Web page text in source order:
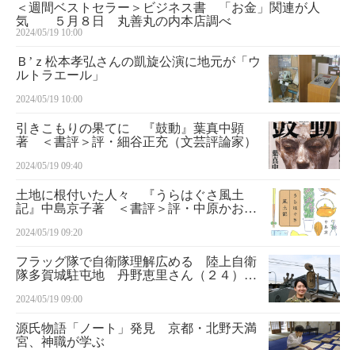
＜週間ベストセラー＞ビジネス書 「お金」関連が人
気 ５月８日 丸善丸の内本店調べ
2024/05/19 10:00
Ｂ’ｚ松本孝弘さんの凱旋公演に地元が「ウ
ルトラエール」
2024/05/19 10:00
引きこもりの果てに 『鼓動』葉真中顕
著 ＜書評＞評・細谷正充（文芸評論家）
2024/05/19 09:40
土地に根付いた人々 『うらはぐさ風土
記』中島京子著 ＜書評＞評・中原かおり
2024/05/19 09:20
フラッグ隊で自衛隊理解広める 陸上自衛
隊多賀城駐屯地 丹野恵里さん（２４）
2024/05/19 09:00
源氏物語「ノート」発見 京都・北野天満
宮、神職が学ぶ